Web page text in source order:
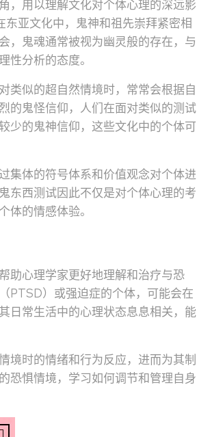
，用以理解文化对个体心理的深远影
东亚文化中，鬼神和祖先崇拜紧密相
，鬼魂通常被视为幽灵般的存在，与
性分析的态度。
类似的超自然情境时，常常会根据自
的鬼怪信仰，人们在面对类似的测试
少的鬼神信仰，这些文化中的个体可
集体的符号体系和价值观念对个体进
东西测试因此不仅是对个体心理的考
体的情感体验。
助心理学家更好地理解和治疗与恐
PTSD）或强迫症的个体，可能会在
日常生活中的心理状态息息相关，能
境时的情绪和行为反应，进而为其制
恐惧情境，学习如何调节和管理自身